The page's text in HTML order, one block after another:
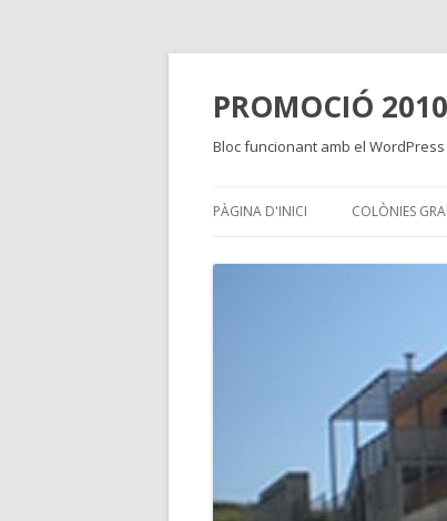
PROMOCIÓ
Bloc funcionant amb el WordPress
PÀGINA D'INICI COLÒNIES